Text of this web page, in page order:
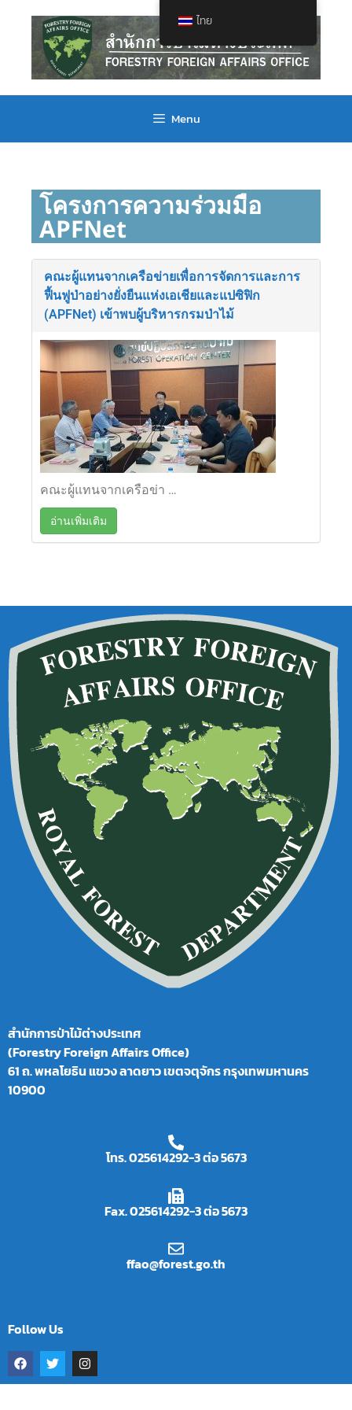
Menu
โครงการความร่วมมือ
APFNet
คณะผู้แทนจากเครือข่ายเพื่อการจัดการและการ
ฟื้นฟูป่าอย่างยั่งยืนแห่งเอเชียและแปซิฟิก
(APFNet) เข้าพบผู้บริหารกรมป่าไม้
คณะผู้แทนจากเครือข่า …
อ่านเพิ่มเติม
สำนักการป่าไม้ต่างประเทศ
(Forestry Foreign Affairs Office)
61 ถ. พหลโยธิน แขวง ลาดยาว เขตจตุจักร กรุงเทพมหานคร
10900
โทร. 025614292-3 ต่อ 5673
Fax. 025614292-3 ต่อ 5673
ffao@forest.go.th
Follow Us
ไทย